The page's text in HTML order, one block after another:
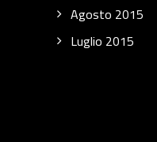
Agosto 2015
Luglio 2015